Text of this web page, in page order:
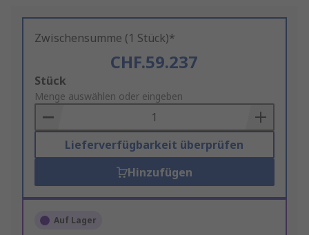
Zwischensumme (1 Stück)*
CHF.59.237
Add
to
Basket
Stück
Menge auswählen oder eingeben
Lieferverfügbarkeit überprüfen
Hinzufügen
Auf Lager